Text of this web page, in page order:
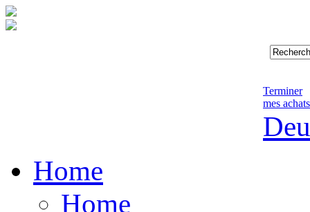
Terminer
mes
Home
Home